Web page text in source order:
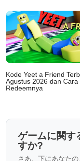
Kode Yeet a Friend
Agustus 2026 dan Cara
Redeemnya
ゲームに関す
すか?
さあ、下にあなた